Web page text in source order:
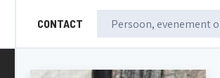
CONTACT